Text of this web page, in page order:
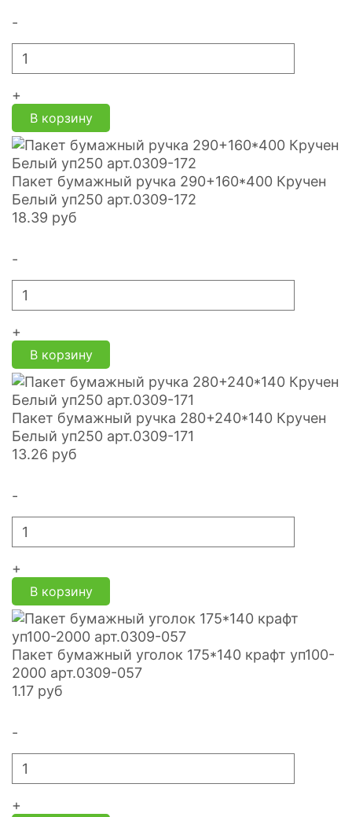
-
+
В корзину
Пакет бумажный ручка 290+160*400 Кручен
Белый уп250 арт.0309-172
18.39 руб
-
+
В корзину
Пакет бумажный ручка 280+240*140 Кручен
Белый уп250 арт.0309-171
13.26 руб
-
+
В корзину
Пакет бумажный уголок 175*140 крафт уп100-
2000 арт.0309-057
1.17 руб
-
+